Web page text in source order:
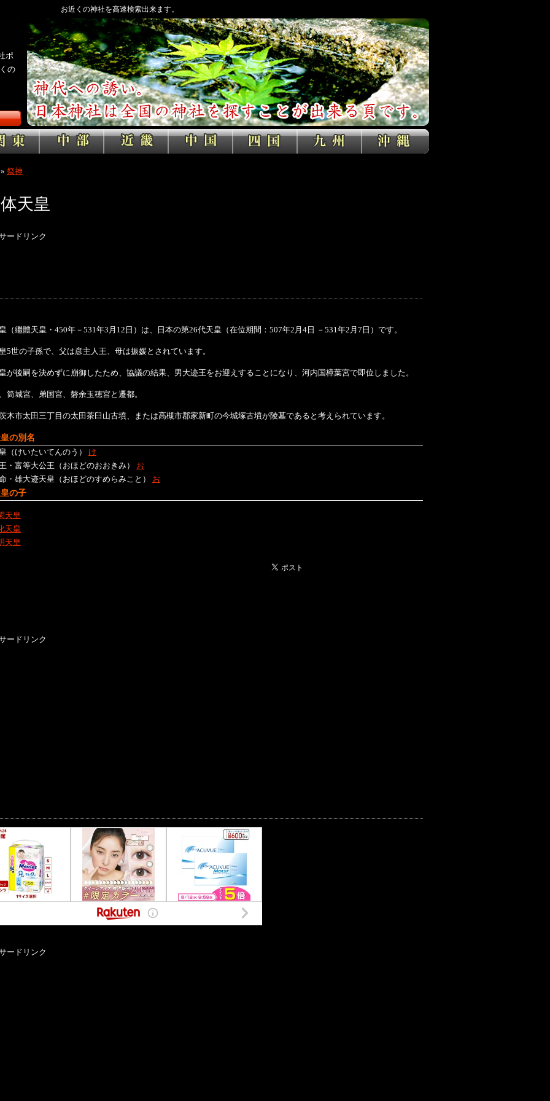
お近くの神社を高速検索出来ます。
ポ
の
祭神
天皇
ードリンク
（繼體天皇・450年－531年3月12日）は、日本の第26代天皇（在位期間：507年2月4日 －531年2月7日）です。
5世の子孫で、父は彦主人王、母は振媛とされています。
が後嗣を決めずに崩御したため、協議の結果、男大迹王をお迎えすることになり、河内国樟葉宮で即位しました。
筒城宮、弟国宮、磐余玉穂宮と遷都。
木市太田三丁目の太田茶臼山古墳、または高槻市郡家新町の今城塚古墳が陵墓であると考えられています。
の別名
（けいたいてんのう） け
・富等大公王（おほどのおおきみ） お
・雄大迹天皇（おほどのすめらみこと） お
の子
天皇
天皇
天皇
ードリンク
ードリンク